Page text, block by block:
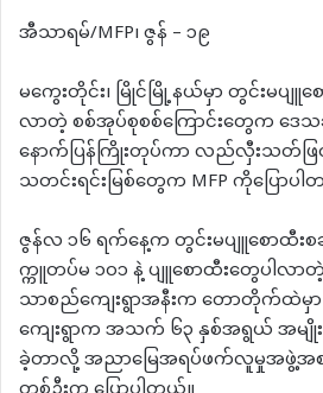
‌အီသာရမ်/MFP၊ ဇွန် – ၁၉
မကွေးတိုင်း၊ မြိုင်မြို့နယ်မှာ တွင်းမပျူ
လာတဲ့ စစ်အုပ်စုစစ်ကြောင်းတွေက ဒေ
နောက်ပြန်ကြိုးတုပ်ကာ လည်လှီးသတ်
သတင်းရင်းမြစ်တွေက MFP ကိုပြောပ
ဇွန်လ ၁၆ ရက်နေ့က တွင်းမပျူစောထီ
က္ကူတပ်မ ၁၀၁ နဲ့ ပျူစောထီးတွေပါလာ
သာစည်ကျေးရွာအနီးက တောတိုက်‌ထဲမှ
ကျေးရွာက အသက် ၆၃ နှစ်အရွယ် အမ
ခဲ့တာလို့ အညာမြေအရပ်ဖက်လူမှုအဖွဲ့အ